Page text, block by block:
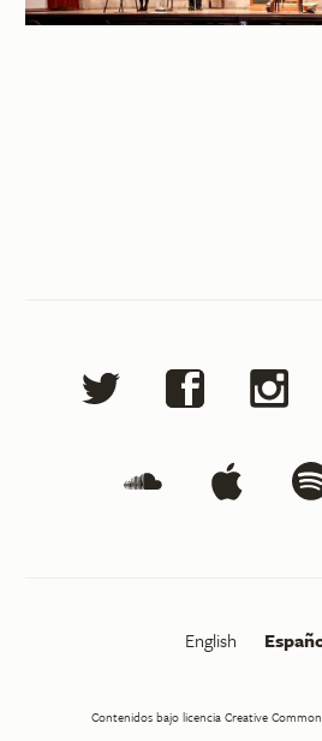
English
Contenidos bajo licencia Creative